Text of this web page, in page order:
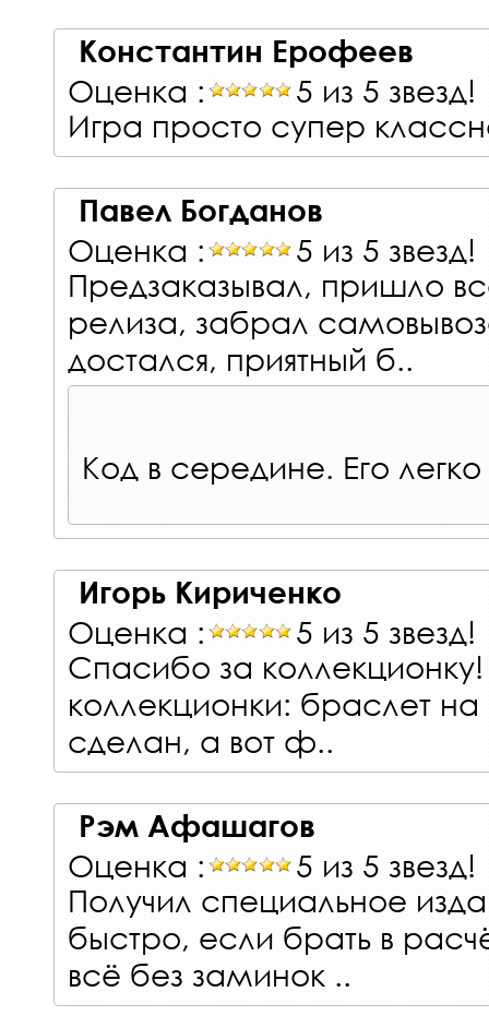
Константин Ерофеев
Оценка :
5 из 5 звезд!
Игра просто супер
Павел Богданов
Оценка :
5 из 5 звезд!
Предзаказывал, пришло
релиза, забрал
достался, приятный б..
Код в середине. Его легко
Игорь Кириченко
Оценка :
5 из 5 звезд!
Спасибо за
коллекционки: браслет
сделан, а вот ф..
Рэм Афашагов
Оценка :
5 из 5 звезд!
Получил специальное
быстро, если брать в
всё без заминок ..